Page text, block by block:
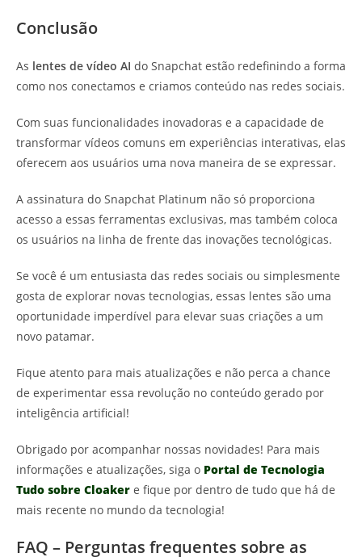
Conclusão
As lentes de vídeo AI do Snapchat estão redefinindo a forma
como nos conectamos e criamos conteúdo nas redes sociais.
Com suas funcionalidades inovadoras e a capacidade de
transformar vídeos comuns em experiências interativas, elas
oferecem aos usuários uma nova maneira de se expressar.
A assinatura do Snapchat Platinum não só proporciona
acesso a essas ferramentas exclusivas, mas também coloca
os usuários na linha de frente das inovações tecnológicas.
Se você é um entusiasta das redes sociais ou simplesmente
gosta de explorar novas tecnologias, essas lentes são uma
oportunidade imperdível para elevar suas criações a um
novo patamar.
Fique atento para mais atualizações e não perca a chance
de experimentar essa revolução no conteúdo gerado por
inteligência artificial!
Obrigado por acompanhar nossas novidades! Para mais
informações e atualizações, siga o Portal de Tecnologia
Tudo sobre Cloaker e fique por dentro de tudo que há de
mais recente no mundo da tecnologia!
FAQ – Perguntas frequentes sobre as